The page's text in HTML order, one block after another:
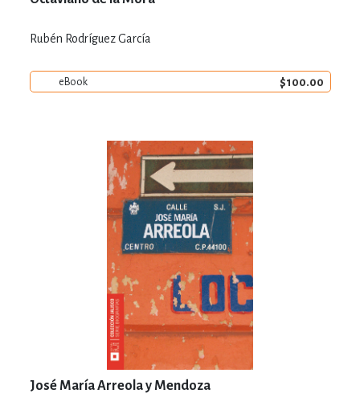
Rubén Rodríguez García
eBook $100.00
José María Arreola y Mendoza